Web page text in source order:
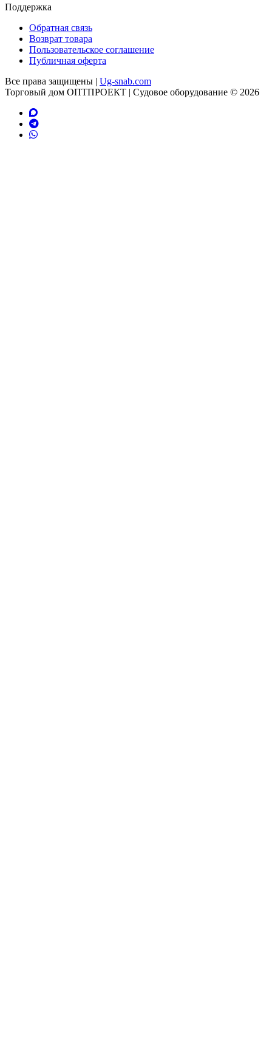
Поддержка
Обратная связь
Возврат товара
Пользовательское соглашение
Публичная оферта
Все права защищены | Ug-snab.com
Торговый дом ОПТПРОЕКТ | Судовое оборудование © 2026